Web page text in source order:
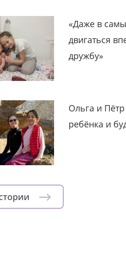
«Даже в
двигаться
дружбу»
Ольга и
ребёнка и